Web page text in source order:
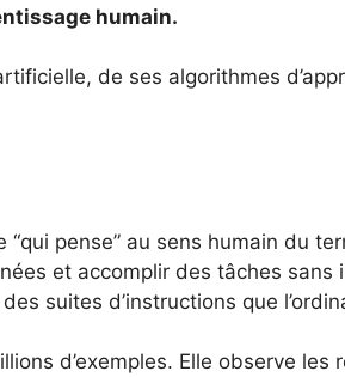
humain.
de ses algorithmes
“qui pense” au sens humain du
et accomplir des tâches sans
suites d’instructions que
d’exemples. Elle observe